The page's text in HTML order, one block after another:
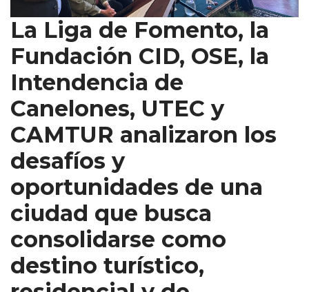
La Liga de Fomento, la
Fundación CID, OSE, la
Intendencia de
Canelones, UTEC y
CAMTUR analizaron los
desafíos y
oportunidades de una
ciudad que busca
consolidarse como
destino turístico,